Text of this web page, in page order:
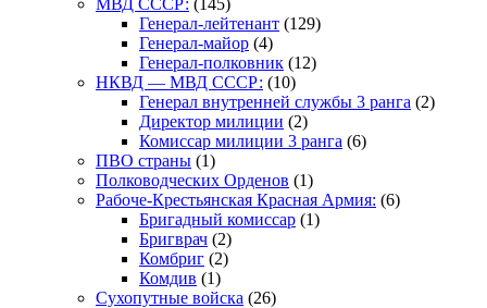
Генерал-лейтенант (129)
Генерал-майор (4)
Генерал-полковник (12)
НКВД — МВД СССР: (10)
Генерал внутренней службы 3 ранга (2)
Директор милиции (2)
Комиссар милиции 3 ранга (6)
ПВО страны (1)
Полководческих Орденов (1)
Рабоче-Крестьянская Красная Армия: (6)
Бригадный комиссар (1)
Бригврач (2)
Комбриг (2)
Комдив (1)
Сухопутные войска (26)